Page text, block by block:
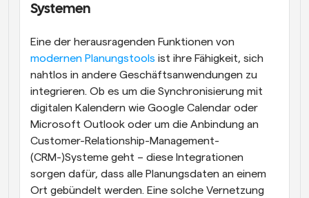
Systemen
modernen Planungstools ist ihre Fähigkeit, sich
nahtlos in andere Geschäftsanwendungen zu
integrieren. Ob es um die Synchronisierung mit
digitalen Kalendern wie Google Calendar oder
Microsoft Outlook oder um die Anbindung an
Customer-Relationship-Management-
(CRM-)Systeme geht – diese Integrationen
sorgen dafür, dass alle Planungsdaten an einem
Ort gebündelt werden. Eine solche Vernetzung